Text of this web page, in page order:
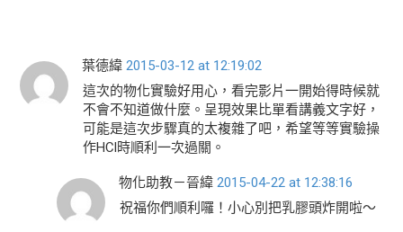
葉德緯 2015-03-12 at 12:19:02
這次的物化實驗好用心，看完影片一開始得時候就
不會不知道做什麼。呈現效果比單看講義文字好，
可能是這次步驟真的太複雜了吧，希望等等實驗操
作HCl時順利一次過關。
物化助教－晉緯 2015-04-22 at 12:38:16
祝福你們順利囉！小心別把乳膠頭炸開啦～